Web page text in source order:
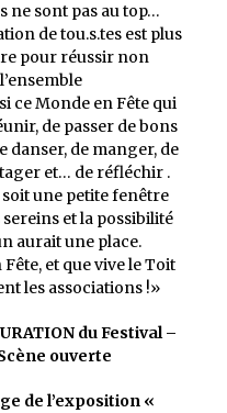
ne sont pas au top…
de tou.s.tes est plus
pour réussir non
ce Monde en Fête qui
de passer de bons
danser, de manger, de
et… de réfléchir .
soit une petite fenêtre
et la possibilité
aurait une place.
et que vive le Toit
les associations !»
du Festival –
ouverte
de l’exposition «